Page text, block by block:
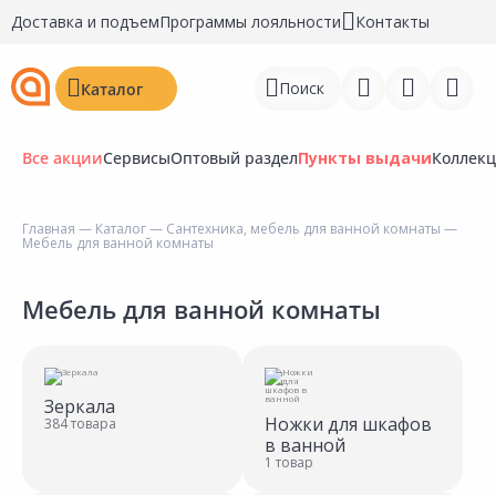
Доставка и подъемПрограммы лояльности Контакты
Каталог Поиск
Регистрация
Избранное
Недавно просмотренные
Все акцииСервисыОптовый разделПункты выдачи
Главная — Каталог— Сантехника, мебель для ванной комнаты —
Мебель для ванной комнаты
Мебель для ванной комнаты
Зеркала
384 товара
Ножки для шкафов
в ванной
1 товар